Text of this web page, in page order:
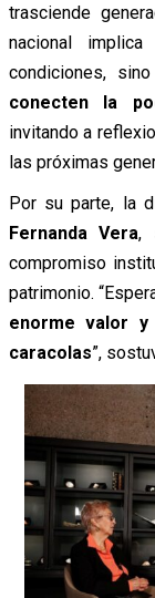
trasciende
nacional
condiciones,
conecten la
invitando a
las próximas
Por su parte, la
Fernanda Vera,
compromiso
patrimonio.
enorme valor
caracolas”,